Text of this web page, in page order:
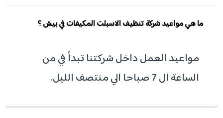
ما هي مواعيد شركة تنظيف الاسبلت المكيفات في بيش ؟
مواعيد العمل داخل شركتنا تبدأ في من
الساعة ال 7 صباحا الي منتصف الليل.